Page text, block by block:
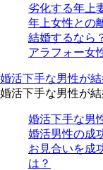
劣化する年上
年上女性との
結婚するなら
アラフォー女
婚活下手な男性が
婚活下手な男性が
婚活下手な男
婚活男性の成
お見合いを成
は？